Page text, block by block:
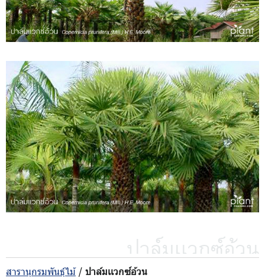
ปาล์มเเวกซ์อ้วน
สารานุกรมพันธุ์ไม้/ ปาล์มเเวกซ์อ้วน